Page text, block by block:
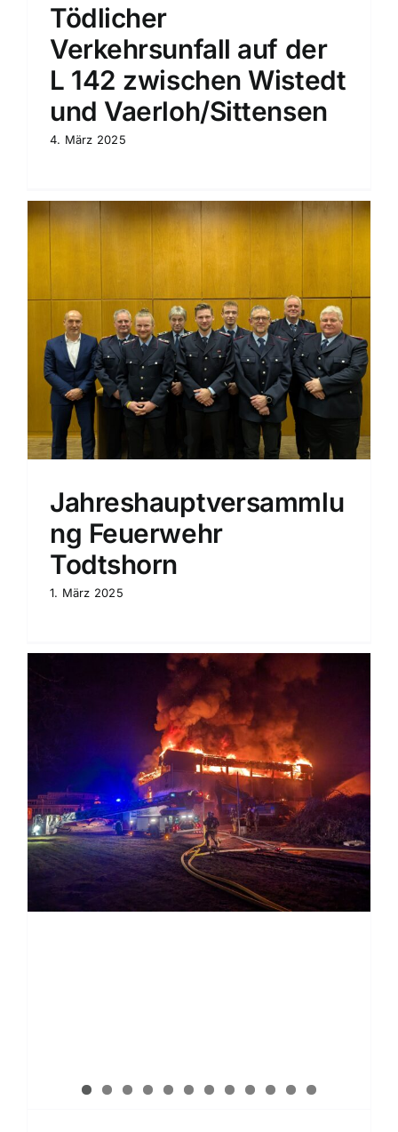
Tödlicher
Verkehrsunfall auf der
L 142 zwischen Wistedt
und Vaerloh/Sittensen
4. März 2025
Jahreshauptversammlu
ng Feuerwehr
Todtshorn
1. März 2025